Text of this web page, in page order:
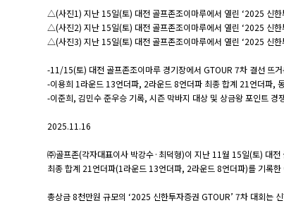
△(사진1) 지난 15일(토) 대전 골프존조이마루에서 열린 ‘2025 신
△(사진2) 지난 15일(토) 대전 골프존조이마루에서 열린 ‘2025 신
△(사진3) 지난 15일(토) 대전 골프존조이마루에서 열린 ‘2025 신
-11/15(토) 대전 골프존조이마루 경기장에서 GTOUR 7차 결선 뜨
-이용희 1라운드 13언더파, 2라운드 8언더파 최종 합계 21언더파,
-이준희, 김민수 준우승 기록, 시즌 막바지 대상 및 상금왕 포인트 경
2025.11.16
㈜골프존(각자대표이사 박강수·최덕형)이 지난 11월 15일(토) 대
최종 합계 21언더파(1라운드 13언더파, 2라운드 8언더파)를 기록
총상금 8천만원 규모의 ‘2025 신한투자증권 GTOUR’ 7차 대회는